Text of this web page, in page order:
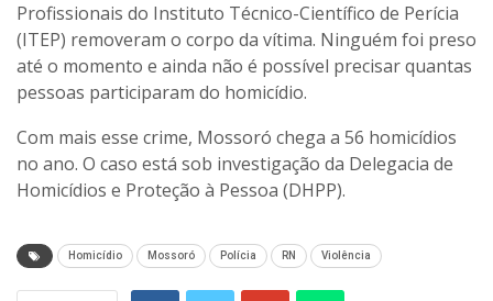
Profissionais do Instituto Técnico-Científico de Perícia
(ITEP) removeram o corpo da vítima. Ninguém foi preso
até o momento e ainda não é possível precisar quantas
pessoas participaram do homicídio.
Com mais esse crime, Mossoró chega a 56 homicídios
no ano. O caso está sob investigação da Delegacia de
Homicídios e Proteção à Pessoa (DHPP).
Homicídio Mossoró Polícia RN Violência